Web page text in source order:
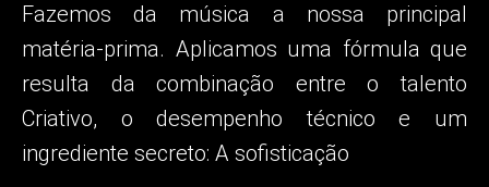
Fazemos da música a nossa principal
matéria-prima. Aplicamos uma fórmula que
resulta da combinação entre o talento
Criativo, o desempenho técnico e um
ingrediente secreto: A sofisticação